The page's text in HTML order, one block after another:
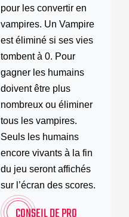
pour les convertir en
vampires. Un Vampire
est éliminé si ses vies
tombent à 0. Pour
gagner les humains
doivent être plus
nombreux ou éliminer
tous les vampires.
Seuls les humains
encore vivants à la fin
du jeu seront affichés
sur l’écran des scores.